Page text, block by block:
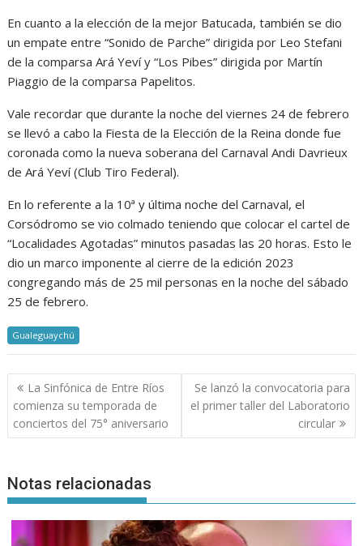
En cuanto a la elección de la mejor Batucada, también se dio
un empate entre “Sonido de Parche” dirigida por Leo Stefani
de la comparsa Ará Yeví y “Los Pibes” dirigida por Martín
Piaggio de la comparsa Papelitos.
Vale recordar que durante la noche del viernes 24 de febrero
se llevó a cabo la Fiesta de la Elección de la Reina donde fue
coronada como la nueva soberana del Carnaval Andi Davrieux
de Ará Yeví (Club Tiro Federal).
En lo referente a la 10ª y última noche del Carnaval, el
Corsódromo se vio colmado teniendo que colocar el cartel de
“Localidades Agotadas” minutos pasadas las 20 horas. Esto le
dio un marco imponente al cierre de la edición 2023
congregando más de 25 mil personas en la noche del sábado
25 de febrero.
Gualeguaychú
Navegación
de
entradas
La Sinfónica de Entre Ríos
comienza su temporada de
conciertos del 75° aniversario
Se lanzó la convocatoria para
el primer taller del Laboratorio
circular
Notas relacionadas